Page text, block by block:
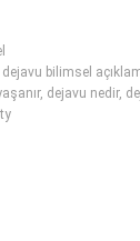
dejavu bilimsel
, dejavu nedir,